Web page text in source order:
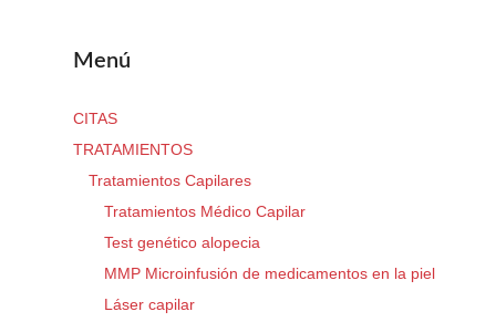
Menú
CITAS
TRATAMIENTOS
Tratamientos Capilares
Tratamientos Médico Capilar
Test genético alopecia
MMP Microinfusión de medicamentos en la piel
Láser capilar